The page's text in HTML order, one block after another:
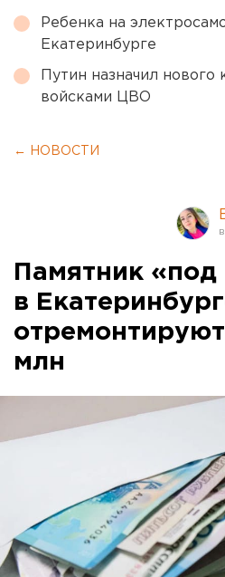
Ребенка на
Екатеринбурге
Путин назначил
войсками ЦВО
← НОВОСТИ
Памятник
в
отремонтируют
млн